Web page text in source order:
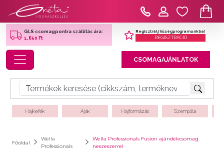
GLS csomagpontra szállítás ára:
1,850 Ft
Regisztrálj hűségprogramunkba!
REGISZTRÁCIÓ
Toggle navigation CSOMAGAJÁNLATOK
Hajkefék Ajak Hajformázás Szempilla
Főoldal
Wella
Professionals
Wella Professionals Fusion ajándékcsomag
neszeszerrel